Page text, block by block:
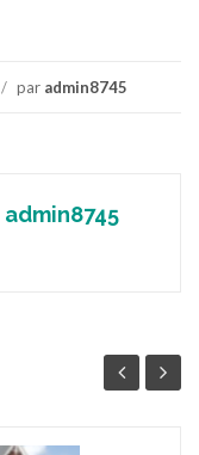
/ par admin8745
admin8745